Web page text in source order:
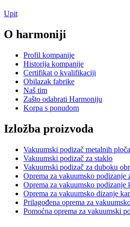
Upit
O harmoniji
Profil kompanije
Historija kompanije
Certifikat o kvalifikaciji
Obilazak fabrike
Naš tim
Zašto odabrati Harmoniju
Korpa s ponudom
Izložba proizvoda
Vakuumski podizač metalnih ploča
Vakuumski podizač za staklo
Vakuumski podizač za duboku
Oprema za vakuumsko podizanje
Oprema za vakuumsko podizanje
Oprema za vakuumsko dizanje
Prilagođena oprema za
Pomoćna oprema za vakuumski